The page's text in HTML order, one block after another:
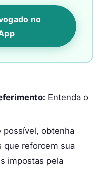
no
Entenda o
possível, obtenha
que reforcem sua
impostas pela